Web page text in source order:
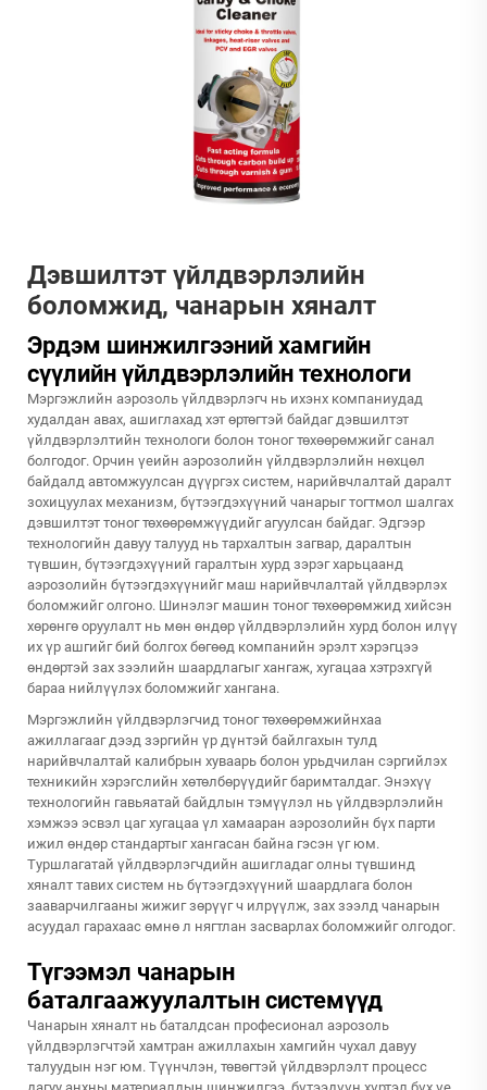
Дэвшилтэт үйлдвэрлэлийн
боломжид, чанарын хяналт
Эрдэм шинжилгээний хамгийн
сүүлийн үйлдвэрлэлийн технологи
Мэргэжлийн аэрозоль үйлдвэрлэгч нь ихэнх компаниудад
худалдан авах, ашиглахад хэт өртөгтэй байдаг дэвшилтэт
үйлдвэрлэлтийн технологи болон тоног төхөөрөмжийг санал
болгодог. Орчин үеийн аэрозолийн үйлдвэрлэлийн нөхцөл
байдалд автомжуулсан дүүргэх систем, нарийвчлалтай даралт
зохицуулах механизм, бүтээгдэхүүний чанарыг тогтмол шалгах
дэвшилтэт тоног төхөөрөмжүүдийг агуулсан байдаг. Эдгээр
технологийн давуу талууд нь тархалтын загвар, даралтын
түвшин, бүтээгдэхүүний гаралтын хурд зэрэг харьцаанд
аэрозолийн бүтээгдэхүүнийг маш нарийвчлалтай үйлдвэрлэх
боломжийг олгоно. Шинэлэг машин тоног төхөөрөмжид хийсэн
хөрөнгө оруулалт нь мөн өндөр үйлдвэрлэлийн хурд болон илүү
их үр ашгийг бий болгох бөгөөд компанийн эрэлт хэрэгцээ
өндөртэй зах зээлийн шаардлагыг хангаж, хугацаа хэтрэхгүй
бараа нийлүүлэх боломжийг хангана.
Мэргэжлийн үйлдвэрлэгчид тоног төхөөрөмжийнхаа
ажиллагааг дээд зэргийн үр дүнтэй байлгахын тулд
нарийвчлалтай калибрын хуваарь болон урьдчилан сэргийлэх
техникийн хэрэгслийн хөтөлбөрүүдийг баримталдаг. Энэхүү
технологийн гавьяатай байдлын тэмүүлэл нь үйлдвэрлэлийн
хэмжээ эсвэл цаг хугацаа үл хамааран аэрозолийн бүх парти
ижил өндөр стандартыг хангасан байна гэсэн үг юм.
Туршлагатай үйлдвэрлэгчдийн ашигладаг олны түвшинд
хяналт тавих систем нь бүтээгдэхүүний шаардлага болон
зааварчилгааны жижиг зөрүүг ч илрүүлж, зах зээлд чанарын
асуудал гарахаас өмнө л нягтлан засварлах боломжийг олгодог.
Түгээмэл чанарын
баталгаажуулалтын системүүд
Чанарын хяналт нь баталдсан професионал аэрозоль
үйлдвэрлэгчтэй хамтран ажиллахын хамгийн чухал давуу
талуудын нэг юм. Түүнчлэн, төвөгтэй үйлдвэрлэлт процесс